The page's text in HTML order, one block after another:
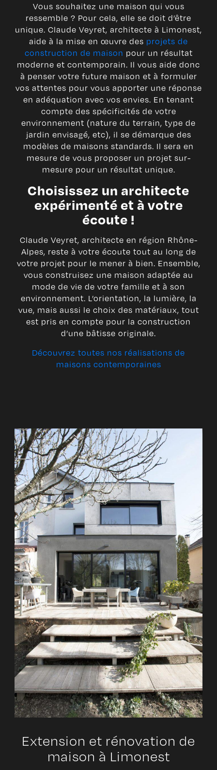
Vous souhaitez une maison qui vous
ressemble ? Pour cela, elle se doit d’être
unique. Claude Veyret, architecte à Limonest,
aide à la mise en œuvre des projets de
construction de maison pour un résultat
moderne et contemporain. Il vous aide donc
à penser votre future maison et à formuler
vos attentes pour vous apporter une réponse
en adéquation avec vos envies. En tenant
compte des spécificités de votre
environnement (nature du terrain, type de
jardin envisagé, etc), il se démarque des
modèles de maisons standards. Il sera en
mesure de vous proposer un projet sur-
mesure pour un résultat unique.
Choisissez un architecte
expérimenté et à votre
écoute !
Claude Veyret, architecte en région Rhône-
Alpes, reste à votre écoute tout au long de
votre projet pour le mener à bien. Ensemble,
vous construisez une maison adaptée au
mode de vie de votre famille et à son
environnement. L’orientation, la lumière, la
vue, mais aussi le choix des matériaux, tout
est pris en compte pour la construction
d’une bâtisse originale.
Découvrez toutes nos réalisations de
maisons contemporaines
Extension et rénovation de
maison à Limonest